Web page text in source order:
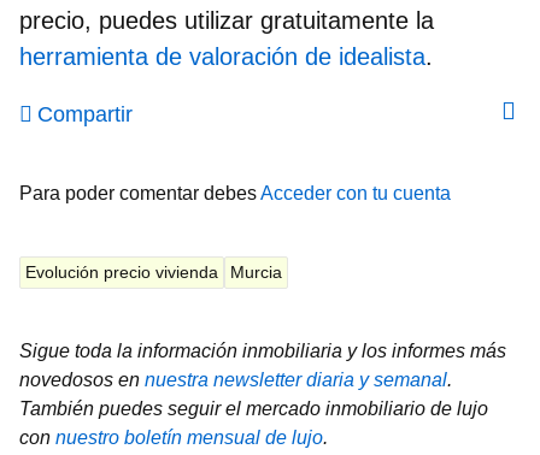
precio, puedes utilizar gratuitamente la
herramienta de valoración de idealista.
Compartir
Para poder comentar debesAcceder con tu cuenta
Evolución precio vivienda Murcia
Sigue toda la información inmobiliaria y los informes más
novedosos en nuestra newsletter diaria y semanal.
También puedes seguir el mercado inmobiliario de lujo
con nuestro boletín mensual de lujo.